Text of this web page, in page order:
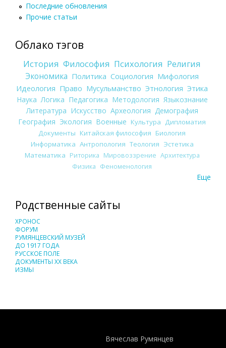
Последние обновления
Прочие статьи
Облако тэгов
История Философия Психология Религия
Экономика Политика Социология Мифология
Идеология Право Мусульманство Этнология Этика
Наука Логика Педагогика Методология Языкознание
Литература Искусство Археология Демография
География Экология Военные Культура
Дипломатия
Документы Китайская философия Биология
Информатика Антропология Теология Эстетика
Математика Риторика Мировоззрение Архитектура
Физика Феноменология
Еще
Родственные сайты
ХРОНОС
ФОРУМ
РУМЯНЦЕВСКИЙ МУЗЕЙ
ДО 1917 ГОДА
РУССКОЕ ПОЛЕ
ДОКУМЕНТЫ XX ВЕКА
ИЗМЫ
Вячеслав Румянцев